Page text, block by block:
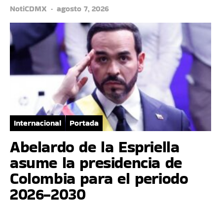
NotiCDMX
agosto 7, 2026
Internacional Portada
Abelardo de la Espriella
asume la presidencia de
Colombia para el periodo
2026-2030